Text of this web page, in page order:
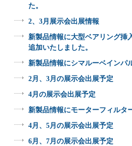
た。
2、3月展示会出展情報
新製品情報に大型ベアリング挿
追加いたしました。
新製品情報にシマルーベインパ
2月、3月の展示会出展予定
4月の展示会出展予定
新製品情報にモーターフィルタ
4月、5月の展示会出展予定
6月、7月の展示会出展予定